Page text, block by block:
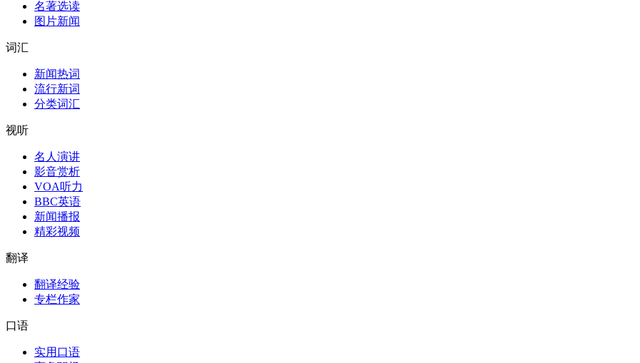
名著选读
图片新闻
词汇
新闻热词
流行新词
分类词汇
视听
名人演讲
影音赏析
VOA听力
BBC英语
新闻播报
精彩视频
翻译
翻译经验
专栏作家
口语
实用口语